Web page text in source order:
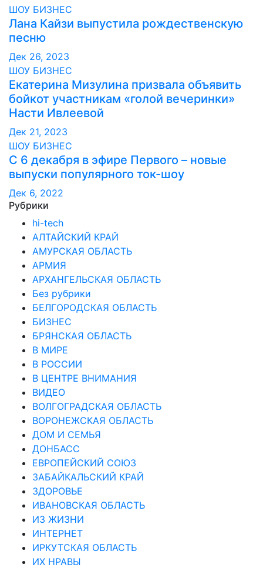
ШОУ БИЗНЕС
Лана Кайзи выпустила рождественскую
песню
Дек 26, 2023
ШОУ БИЗНЕС
Екатерина Мизулина призвала объявить
бойкот участникам «голой вечеринки»
Насти Ивлеевой
Дек 21, 2023
ШОУ БИЗНЕС
С 6 декабря в эфире Первого – новые
выпуски популярного ток-шоу
Дек 6, 2022
Рубрики
hi-tech
АЛТАЙСКИЙ КРАЙ
АМУРСКАЯ ОБЛАСТЬ
АРМИЯ
АРХАНГЕЛЬСКАЯ ОБЛАСТЬ
Без рубрики
БЕЛГОРОДСКАЯ ОБЛАСТЬ
БИЗНЕС
БРЯНСКАЯ ОБЛАСТЬ
В МИРЕ
В РОССИИ
В ЦЕНТРЕ ВНИМАНИЯ
ВИДЕО
ВОЛГОГРАДСКАЯ ОБЛАСТЬ
ВОРОНЕЖСКАЯ ОБЛАСТЬ
ДОМ И СЕМЬЯ
ДОНБАСС
ЕВРОПЕЙСКИЙ СОЮЗ
ЗАБАЙКАЛЬСКИЙ КРАЙ
ЗДОРОВЬЕ
ИВАНОВСКАЯ ОБЛАСТЬ
ИЗ ЖИЗНИ
ИНТЕРНЕТ
ИРКУТСКАЯ ОБЛАСТЬ
ИХ НРАВЫ